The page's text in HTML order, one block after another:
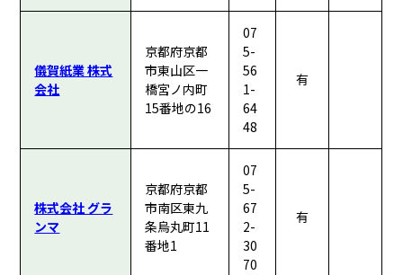
儀賀紙業 株式
会社
京都府京都
市東山区一
橋宮ノ内町
15番地の16
07
5-
56
1-
64
48
有
株式会社 グラ
ンマ
京都府京都
市南区東九
条烏丸町11
番地1
07
5-
67
2-
30
70
有